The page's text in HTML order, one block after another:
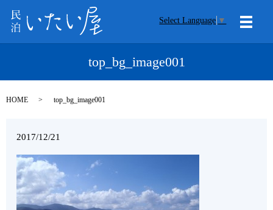
Select Language ▼
メニ
top_bg_image001
HOME top_bg_image001
2017/12/21